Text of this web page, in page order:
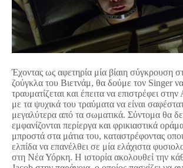
Έχοντας ως αφετηρία μία βίαιη σύγκρουση
ζούγκλα του Βιετνάμ, θα δούμε τον Singer να
τραυματίζεται και έπειτα να επιστρέφει
με τα ψυχικά του τραύματα να είναι
μεγαλύτερα από τα σωματικά. Σύντομα θα
εμφανίζονται περίεργα και φρικιαστικά
μπροστά στα μάτια του, καταστρέφοντας
ελπίδα να επανέλθει σε μία ελάχιστα
στη Νέα Υόρκη. Η ιστορία ακολουθεί την